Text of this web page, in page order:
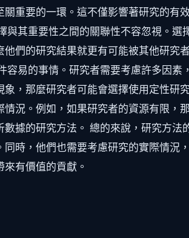
重要的一環。這不僅影響著研究的
與其重要性之間的關聯性不容忽視。
他們的研究結果就更有可能被其他研
容易的事情。研究者需要考慮許多因
，那麼研究者可能會選擇使用定性
況。例如，如果研究者的資源有限
據的研究方法。 總的來說，研究方
時，他們也需要考慮研究的實際情
有價值的貢獻。